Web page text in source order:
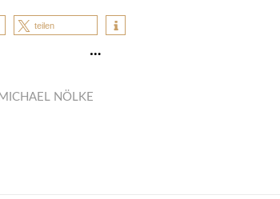
teilen
…
MICHAEL NÖLKE